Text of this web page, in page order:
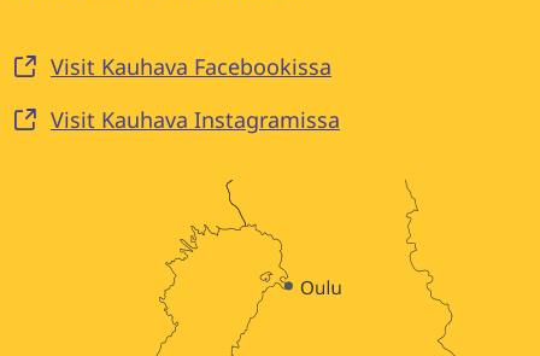
Visit Kauhava Facebookissa
Visit Kauhava Instagramissa